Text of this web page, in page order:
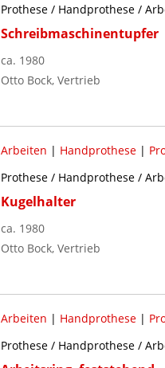
Prothese / Handprothese /
Schreibmaschinentupfer
ca. 1980
Otto Bock, Vertrieb
Arbeiten | Handprothese|
Prothese / Handprothese /
Kugelhalter
ca. 1980
Otto Bock, Vertrieb
Arbeiten | Handprothese|
Prothese / Handprothese /